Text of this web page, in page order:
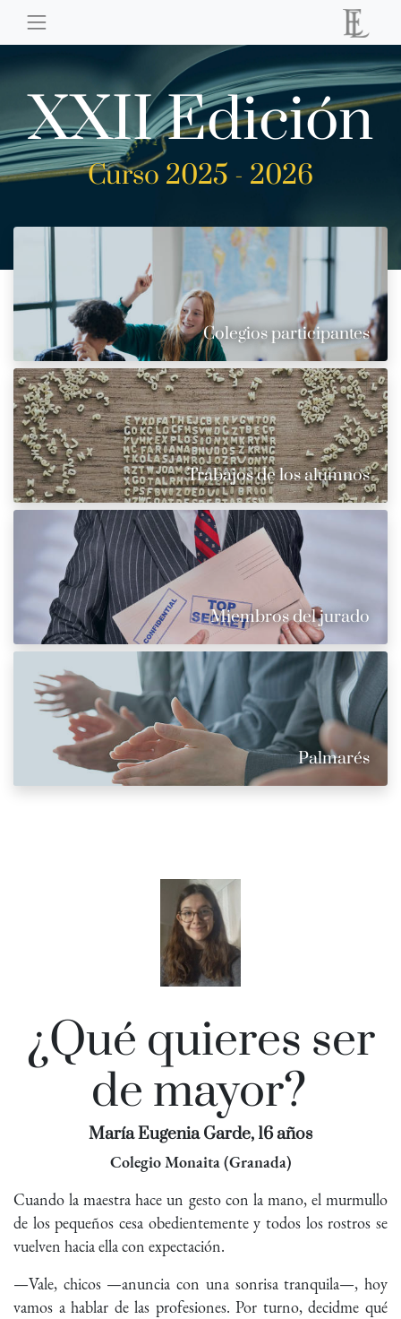
XXII Edición
Curso 2025 - 2026
Colegios participantes
Trabajos de los alumnos
Miembros del jurado
Palmarés
¿Qué quieres ser
de mayor?
María Eugenia Garde, 16 años
Colegio Monaita (Granada)
Cuando la maestra hace un gesto con la mano, el murmullo
de los pequeños cesa obedientemente y todos los rostros se
vuelven hacia ella con expectación.
—Vale, chicos —anuncia con una sonrisa tranquila—, hoy
vamos a hablar de las profesiones. Por turno, decidme qué